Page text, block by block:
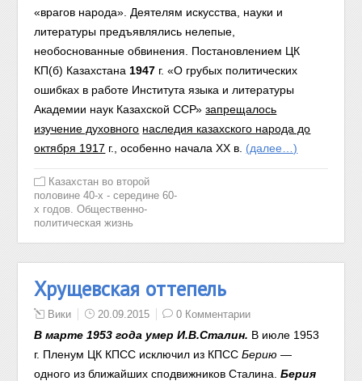
«врагов народа». Деятелям искусства, науки и
литературы предъявлялись нелепые,
необоснованные обвинения.
Постановлением ЦК
КП(б) Казахстана 1947 г. «О грубых политических
ошибках в работе Института языка и литературы
Академии наук Казахской ССР»запрещалось
изучение духовного наследия казахского народа до
октября 1917 г., особенно начала XX в. (далее…)
Казахстан во второй
половине 40-х - середине 60-
х годов. Общественно-
политическая жизнь
Хрущевская оттепель
Вики 20.09.2015 0 Комментарии
В марте 1953 года умер И.В.Сталин. В июле 1953
г. Пленум ЦК КПСС исключил из КПССБерию —
одного из ближайших сподвижников Сталина.Берия